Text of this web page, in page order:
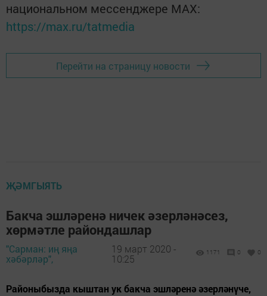
национальном мессенджере MАХ:
https://max.ru/tatmedia
Перейти на страницу новости
ҖӘМГЫЯТЬ
Бакча эшләренә ничек әзерләнәсез,
хөрмәтле райондашлар
"Сарман: иң яңа
хәбәрләр",
19 март 2020 -
10:25
1171 0 0
Районыбызда кыштан ук бакча эшләренә әзерләнүче,